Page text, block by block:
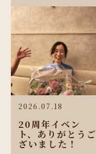
2026.07.18
20周年イベン
ト、ありがとうご
ざいました！